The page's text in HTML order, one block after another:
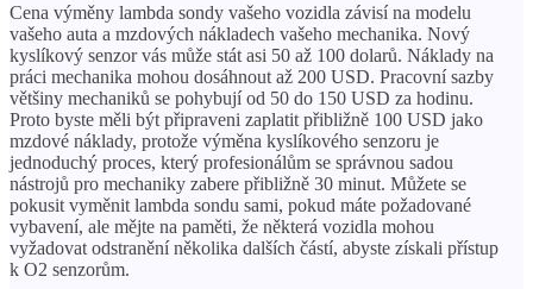
Cena výměny lambda sondy vašeho vozidla závisí na modelu
vašeho auta a mzdových nákladech vašeho mechanika. Nový
kyslíkový senzor vás může stát asi 50 až 100 dolarů. Náklady na
práci mechanika mohou dosáhnout až 200 USD. Pracovní sazby
většiny mechaniků se pohybují od 50 do 150 USD za hodinu.
Proto byste měli být připraveni zaplatit přibližně 100 USD jako
mzdové náklady, protože výměna kyslíkového senzoru je
jednoduchý proces, který profesionálům se správnou sadou
nástrojů pro mechaniky zabere přibližně 30 minut. Můžete se
pokusit vyměnit lambda sondu sami, pokud máte požadované
vybavení, ale mějte na paměti, že některá vozidla mohou
vyžadovat odstranění několika dalších částí, abyste získali přístup
k O2 senzorům.